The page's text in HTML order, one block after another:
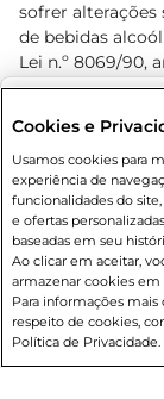
Rio de Janeiro
Caso queira
suas compras:
Entrega em
sofrer alterações
de bebidas
Lei n.º 8069/90,
Adolescente).
prévio. O valor
80,00.
©
Cookies e
Usamos cookies para
experiência de
funcionalidades do
e ofertas
baseadas em seu
Ao clicar em aceitar,
armazenar cookies em
Para informações mais
respeito de cookies,
Política de Privacidade.